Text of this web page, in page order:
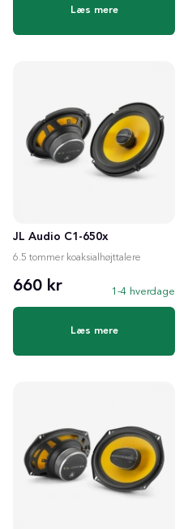
Læs mere
JL Audio C1-650x
6.5 tommer koaksialhøjttalere
660 kr 1-4 hverdage
Læs mere